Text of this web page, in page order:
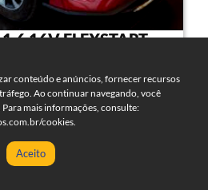
16V FLEXSTART
Automatico
conteúdo e anúncios, fornecer recursos
Ao continuar navegando, você
mais informações, consulte:
cookies.
Aceito
AVALIAR
AGORA!